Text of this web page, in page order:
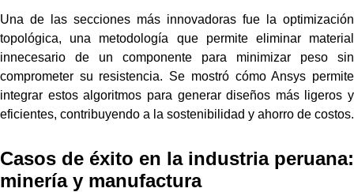
Una de las secciones más innovadoras fue la optimización
topológica, una metodología que permite eliminar material
innecesario de un componente para minimizar peso sin
comprometer su resistencia. Se mostró cómo Ansys permite
integrar estos algoritmos para generar diseños más ligeros y
eficientes, contribuyendo a la sostenibilidad y ahorro de costos.
Casos de éxito en la industria peruana:
minería y manufactura